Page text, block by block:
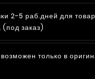
2-5 раб.дней для
заказ)
только в